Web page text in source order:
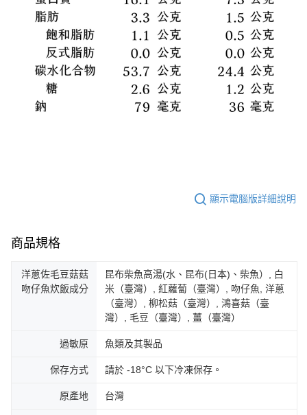
顯示電腦版詳細說明
商品規格
洋蔥佐毛豆菇菇
吻仔魚炊飯成分
昆布柴魚高湯(水、昆布(日本)、柴魚）, 白
米（臺灣）, 紅蘿蔔（臺灣）, 吻仔魚, 洋蔥
（臺灣）, 柳松菇（臺灣）, 鴻喜菇（臺
灣）, 毛豆（臺灣）, 薑（臺灣）
過敏原 魚類及其製品
保存方式 請於 -18°C 以下冷凍保存。
原產地 台灣